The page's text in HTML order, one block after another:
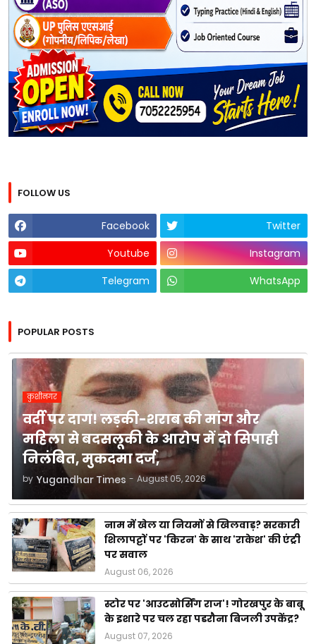
FOLLOW US
Facebook
Twitter
Youtube
Instagram
Telegram
WhatsApp
POPULAR POSTS
कुशीनगर
वर्दी पर दाग! लड़की-शराब की मांग और
महिला से बदसलूकी के आरोप में दो सिपाही
निलंबित, मुकदमा दर्ज,
by Yugandhar Times - August 05, 2026
नाम में खेल या नियमों से खिलवाड़? सरकारी
शिलापट्टों पर 'किरन' के साथ 'राकेश' की एंट्री
पर सवाल
August 06, 2026
स्टोर पर 'आउटसोर्सिंग राज'! गोरखपुर के बाबू
के इशारे पर चल रहा पडरौना बिजली उपकेंद्र?
August 07, 2026